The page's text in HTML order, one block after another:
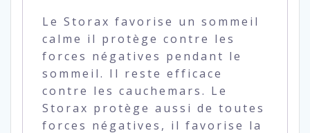
Le Storax favorise un sommeil
calme il protège contre les
forces négatives pendant le
sommeil. Il reste efficace
contre les cauchemars. Le
Storax protège aussi de toutes
forces négatives, il favorise la